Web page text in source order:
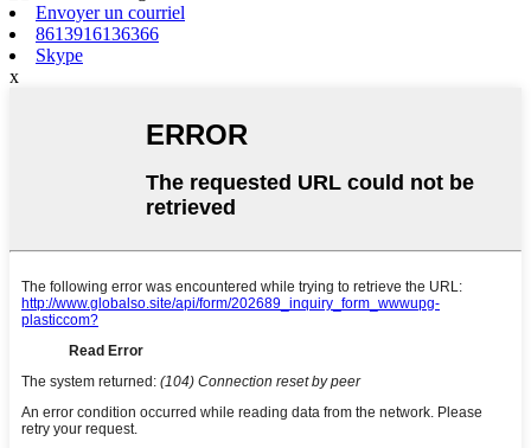
Envoyer un courriel
8613916136366
Skype
x